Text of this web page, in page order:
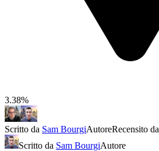
3.38%
Scritto da Sam BourgiAutoreRecensito da
Scritto da Sam BourgiAutore